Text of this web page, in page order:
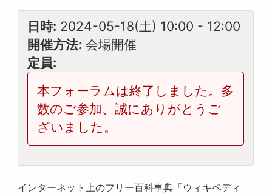
日時: 2024-05-18(土) 10:00 - 12:00
開催方法: 会場開催
定員:
本フォーラムは終了しました。多
数のご参加、誠にありがとうご
ざいました。
インターネット上のフリー百科事典「ウィキペディ